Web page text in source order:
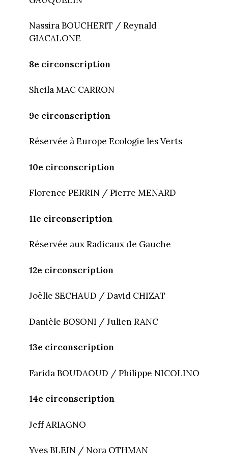
Nassira BOUCHERIT / Reynald
GIACALONE
8e circonscription
Sheila MAC CARRON
9e circonscription
Réservée à Europe Ecologie les Verts
10e circonscription
Florence PERRIN / Pierre MENARD
11e circonscription
Réservée aux Radicaux de Gauche
12e circonscription
Joëlle SECHAUD / David CHIZAT
Danièle BOSONI / Julien RANC
13e circonscription
Farida BOUDAOUD / Philippe NICOLINO
14e circonscription
Jeff ARIAGNO
Yves BLEIN / Nora OTHMAN